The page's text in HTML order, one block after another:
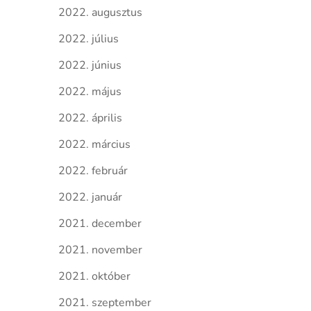
2022. augusztus
2022. július
2022. június
2022. május
2022. április
2022. március
2022. február
2022. január
2021. december
2021. november
2021. október
2021. szeptember